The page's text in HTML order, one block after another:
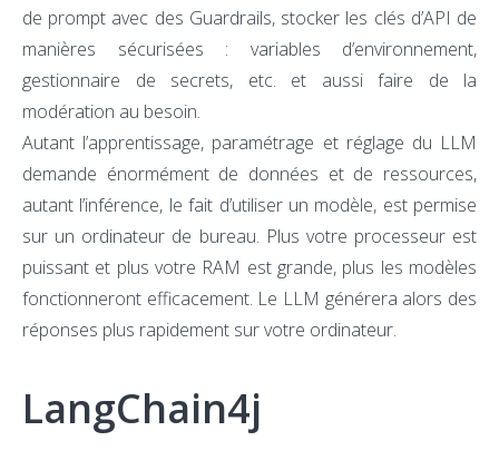
de prompt avec des Guardrails, stocker les clés d’API de
manières sécurisées : variables d’environnement,
gestionnaire de secrets, etc. et aussi faire de la
modération au besoin.
Autant l’apprentissage, paramétrage et réglage du LLM
demande énormément de données et de ressources,
autant l’inférence, le fait d’utiliser un modèle, est permise
sur un ordinateur de bureau. Plus votre processeur est
puissant et plus votre RAM est grande, plus les modèles
fonctionneront efficacement. Le LLM générera alors des
réponses plus rapidement sur votre ordinateur.
LangChain4j